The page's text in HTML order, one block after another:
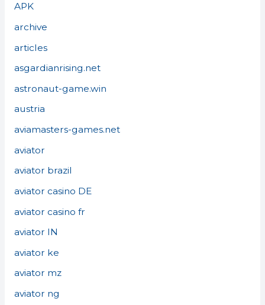
APK
archive
articles
asgardianrising.net
astronaut-game.win
austria
aviamasters-games.net
aviator
aviator brazil
aviator casino DE
aviator casino fr
aviator IN
aviator ke
aviator mz
aviator ng